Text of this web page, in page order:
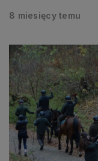
8 miesięcy temu